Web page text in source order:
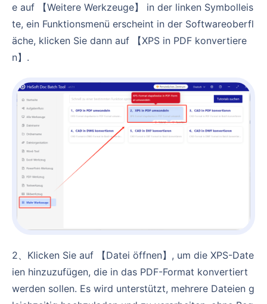
e auf 【Weitere Werkzeuge】 in der linken Symbolleis
te, ein Funktionsmenü erscheint in der Softwareoberfl
äche, klicken Sie dann auf 【XPS in PDF konvertiere
n】.
2、Klicken Sie auf 【Datei öffnen】, um die XPS-Date
ien hinzuzufügen, die in das PDF-Format konvertiert
werden sollen. Es wird unterstützt, mehrere Dateien g